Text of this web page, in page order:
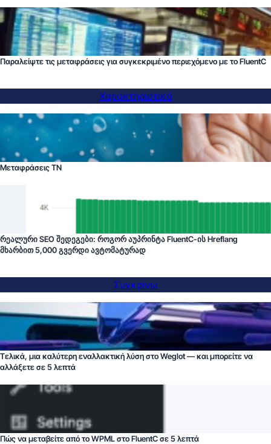
Παραλείψτε τις μεταφράσεις για συγκεκριμένο περιεχόμενο με το FluentC
Χαρακτηριστικά
Μεταφράσεις ΤΝ
რეალური SEO შედეგები: როგორ აუპრინტა FluentC-ის Hreflang
მხარბით 5,000 გვერდი ავტომატურად
Συγκρίνω
Τελικά, μια καλύτερη εναλλακτική λύση στο Weglot — και μπορείτε να
αλλάξετε σε 5 λεπτά
Πώς να μεταβείτε από το WPML στο FluentC σε 5 λεπτά